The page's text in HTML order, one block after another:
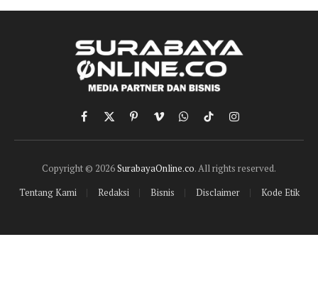
Facebook
X
(Twitter)
PinterestVimeoWhatsApp
TikTokInstagram
Copyright © 2026SurabayaOnline.co. All rights reserved.
Tentang Kami
Redaksi Bisnis Disclaimer Kode Etik